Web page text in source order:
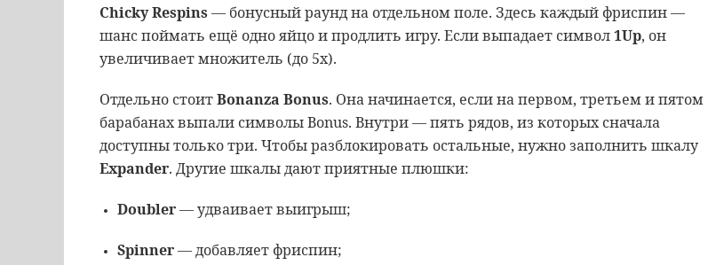
Chicky Respins — бонусный раунд на отдельном поле. Здесь каждый фриспин —
шанс поймать ещё одно яйцо и продлить игру. Если выпадает символ1Up, он
увеличивает множитель (до 5x).
Отдельно стоитBonanza Bonus. Она начинается, если на первом, третьем и пятом
барабанах выпали символы Bonus. Внутри — пять рядов, из которых сначала
доступны только три. Чтобы разблокировать остальные, нужно заполнить шкалу
Expander. Другие шкалы дают приятные плюшки:
Doubler— удваивает выигрыш;
Spinner— добавляет фриспин;